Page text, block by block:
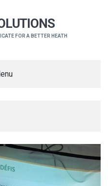
FOR A BETTER HEATH